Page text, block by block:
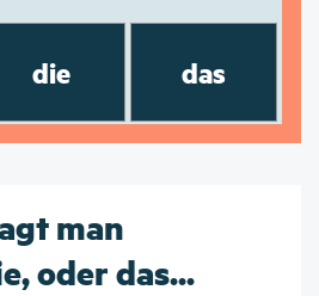
die das
man
oder das...